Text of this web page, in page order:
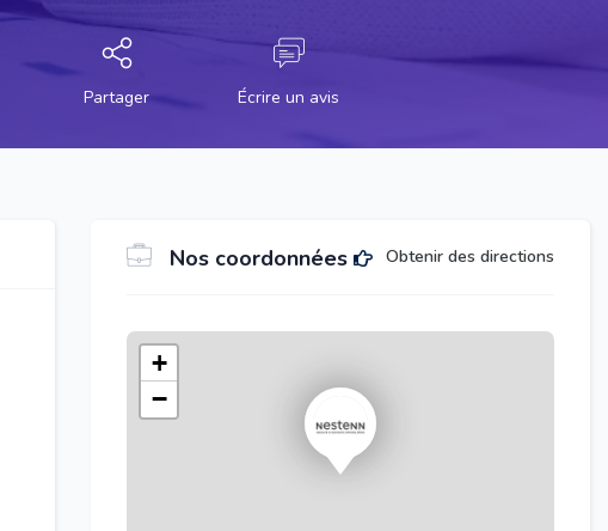
Partager Écrire un avis
Nos coordonnées Obtenir des directions
+
−